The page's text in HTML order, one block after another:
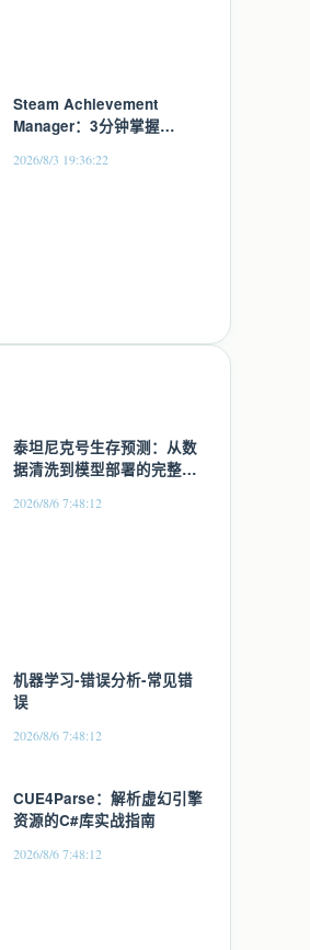
Steam Achievement
Manager：3分钟掌握
2026/8/3 19:36:22
泰坦尼克号生存预测：从数
据清洗到模型部署的完整机
2026/8/6 7:48:12
机器学习-错误分析-常见错
误
2026/8/6 7:48:12
CUE4Parse：解析虚幻引擎
资源的C#库实战指南
2026/8/6 7:48:12